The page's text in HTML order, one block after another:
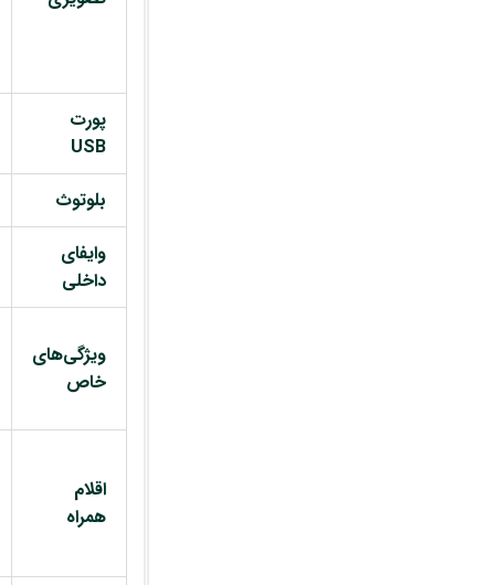
پورت
USB
بلوتوث
وایفای
داخلی
ویژگی‌های
خاص
اقلام
همراه